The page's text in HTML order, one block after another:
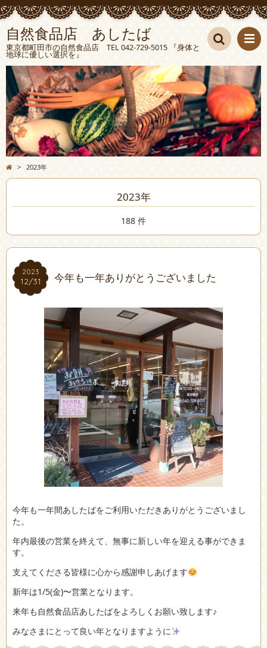
自然食品店 あしたば
東京都町田市の自然食品店 TEL 042-729-5015 『身体と
地球に優しい選択を』 検索
> 2023年
2023年
188 件
2023
12/31
2023
12/31 今年も一年ありがとうございました
今年も一年間あしたばをご利用いただきありがとうございまし
た。
年内最後の営業を終えて、無事に新しい年を迎える事ができま
す。
支えてくださる皆様に心から感謝申しあげます
新年は1/5(金)〜営業となります。
来年も自然食品店あしたばをよろしくお願い致します♪
みなさまにとって良い年となりますように